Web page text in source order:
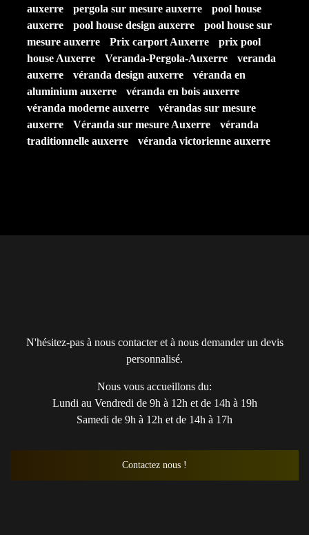
auxerre
pergola sur mesure auxerre
pool house
auxerre
pool house design auxerre
pool house sur
mesure auxerre
Prix carport Auxerre
prix pool
house Auxerre
Veranda-Pergola-Auxerre
veranda
auxerre
véranda design auxerre
véranda en
aluminium auxerre
véranda en bois auxerre
véranda moderne auxerre
vérandas sur mesure
auxerre
Véranda sur mesure Auxerre
véranda
traditionnelle auxerre
véranda victorienne auxerre
N'hésitez-pas à nous contacter et à nous demander un devis
personnalisé.
Nous vous accueillons du:
Lundi au Vendredi de 9h à 12h et de 14h à 19h
Samedi de 9h à 12h et de 14h à 17h
Contactez nous !